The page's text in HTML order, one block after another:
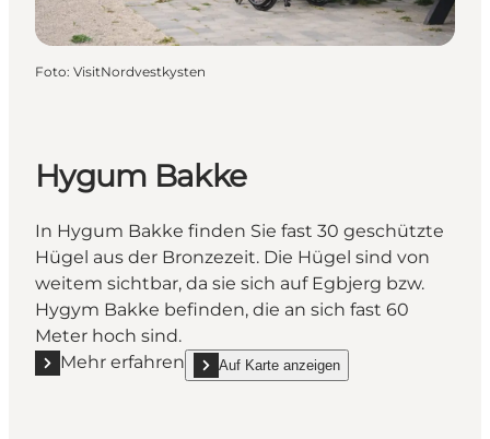
Foto: VisitNordvestkysten
Hygum Bakke
In Hygum Bakke finden Sie fast 30 geschützte
Hügel aus der Bronzezeit. Die Hügel sind von
weitem sichtbar, da sie sich auf Egbjerg bzw.
Hygym Bakke befinden, die an sich fast 60
Meter hoch sind.
Mehr erfahren
Mehr erfahren "Hygum Bakke"
Auf Karte anzeigen
show Hygum Bakke on_map